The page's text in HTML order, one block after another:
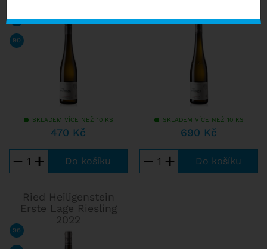
90 / 100 JAMES SUCKLING
90
SKLADEM VÍCE NEŽ 10 KS
470 Kč
− +
SKLADEM VÍCE NEŽ 10 KS
690 Kč
− +
Ried Heiligenstein
Erste Lage Riesling
2022
96 FALSTAFF